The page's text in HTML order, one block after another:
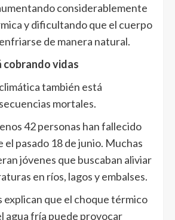
considerablemente
y dificultando que el cuerpo
de manera natural.
cobrando vidas
también está
mortales.
42 personas han fallecido
el pasado 18 de junio. Muchas
jóvenes que buscaban aliviar
en ríos, lagos y embalses.
explican que el choque térmico
agua fría puede provocar